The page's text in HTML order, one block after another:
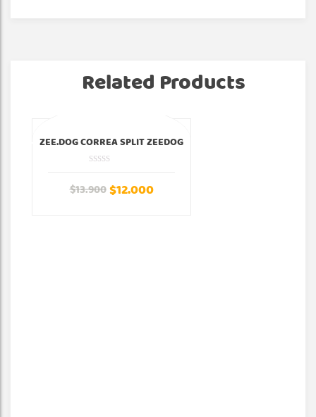
Related Products
¡Oferta!
ZEE.DOG CORREA SPLIT ZEEDOG
$13.900$12.000